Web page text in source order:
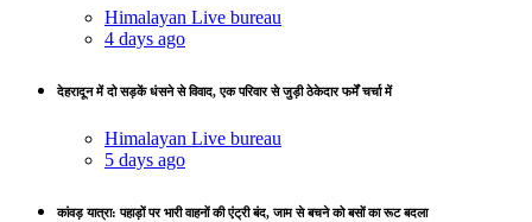
Himalayan Live bureau
4 days ago
देहरादून में दो सड़कें धंसने से विवाद, एक परिवार से जुड़ी ठेकेदार फर्में चर्चा में
Himalayan Live bureau
5 days ago
कांवड़ यात्रा: पहाड़ों पर भारी वाहनों की एंट्री बंद, जाम से बचने को बसों का रूट बदला